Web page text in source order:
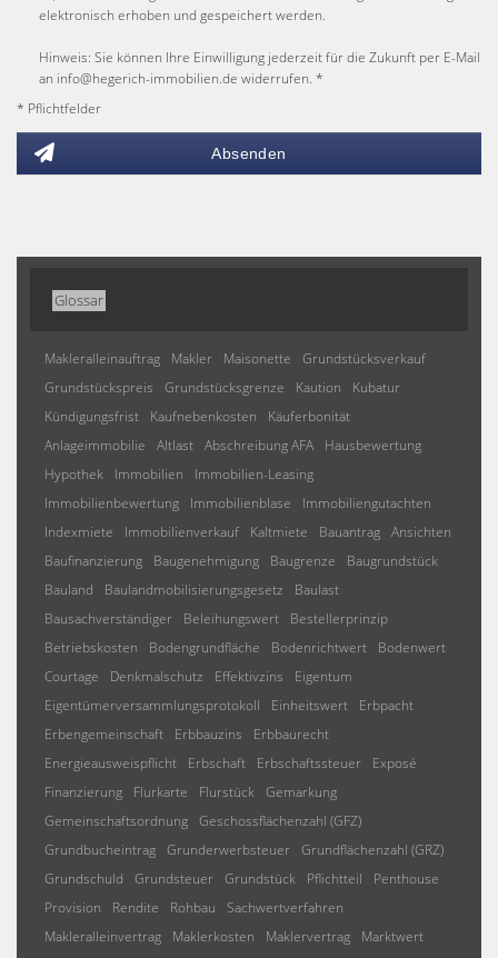
elektronisch erhoben und gespeichert werden.
Hinweis: Sie können Ihre Einwilligung jederzeit für die Zukunft per E-Mail
an info@hegerich-immobilien.de widerrufen. *
* Pflichtfelder
Absenden
Glossar
Makleralleinauftrag Makler Maisonette
Grundstücksverkauf
Grundstückspreis
Grundstücksgrenze Kaution
Kubatur
Kündigungsfrist
Kaufnebenkosten
Käuferbonität
Anlageimmobilie
Altlast Abschreibung AFA
Hausbewertung
Hypothek
Immobilien
Immobilien-Leasing
Immobilienbewertung
Immobilienblase
Immobiliengutachten
Indexmiete
Immobilienverkauf Kaltmiete Bauantrag Ansichten
Baufinanzierung
Baugenehmigung Baugrenze
Baugrundstück
Bauland
Baulandmobilisierungsgesetz
Baulast
Bausachverständiger
Beleihungswert
Bestellerprinzip
Betriebskosten
Bodengrundfläche Bodenrichtwert
Bodenwert
Courtage
Denkmalschutz Effektivzins
Eigentum
Eigentümerversammlungsprotokoll
Einheitswert
Erbpacht
Erbengemeinschaft
Erbbauzins
Erbbaurecht
Energieausweispflicht
Erbschaft Erbschaftssteuer
Exposé
Finanzierung
Flurkarte Flurstück Gemarkung
Gemeinschaftsordnung Geschossflächenzahl (GFZ)
Grundbucheintrag Grunderwerbsteuer Grundflächenzahl (GRZ)
Grundschuld
Grundsteuer Grundstück Pflichtteil
Penthouse
Provision
Rendite Rohbau
Sachwertverfahren
Makleralleinvertrag
Maklerkosten Maklervertrag
Marktwert